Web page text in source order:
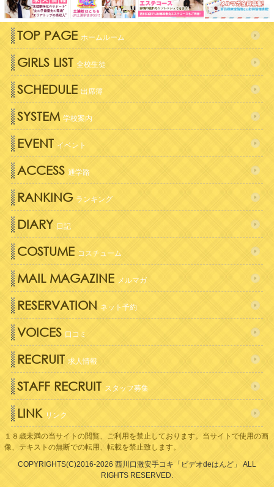
TOP PAGE ホームルーム
GIRLS LIST 全校生徒
SCHEDULE 出席簿
SYSTEM 学校案内
EVENT イベント
ACCESS 通学路
RANKING ランキング
DIARY 日記
COSTUME コスチューム
MAIL MAGAZINE メルマガ
RESERVATION ネット予約
VOICES 口コミ
RECRUIT 求人情報
STAFF RECRUIT スタッフ募集
LINK リンク
１８歳未満の当サイトの閲覧、ご利用を禁止しております。当サイトで使用の画
像、テキストの無断での転用、転載を禁止致します。
COPYRIGHTS(C)2016-2026 西川口激安手コキ「ビデオdeはんど」
ALL
RIGHTS RESERVED.